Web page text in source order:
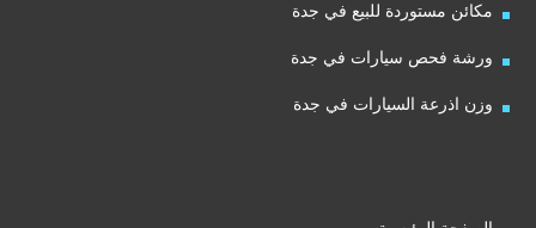
مكائن مستوردة للبيع في جدة
ورشة فحص سيارات في جدة
وزن اذرعة السيارات في جدة